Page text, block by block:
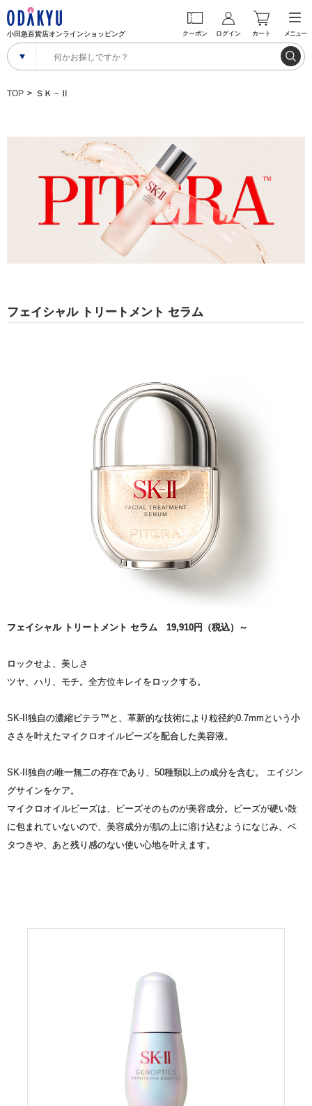
小田急百貨店オンラインショッピング クーポン ログイン カート メニュー
TOP ＳＫ－Ⅱ
フェイシャル トリートメント セラム
フェイシャル トリートメント セラム 19,910円（税込）～
ロックせよ、美しさ
ツヤ、ハリ、モチ。全方位キレイをロックする。
SK-II独自の濃縮ピテラ™と、革新的な技術により粒径約0.7mmという小
ささを叶えたマイクロオイルビーズを配合した美容液。
SK-II独自の唯一無二の存在であり、50種類以上の成分を含む。 エイジン
グサインをケア。
マイクロオイルビーズは、ビーズそのものが美容成分。ビーズが硬い殻
に包まれていないので、美容成分が肌の上に溶け込むようになじみ、ベ
タつきや、あと残り感のない使い心地を叶えます。